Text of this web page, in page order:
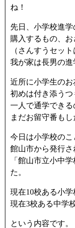
ね！
先日、小学校進学
購入するもの、お
（さんすうセッ
我が家は長男の進
近所に小学生のお
初めは付き添うつ
一人で通学できる
まだお留守番も
今日は小学校のこ
館山市から発行
「館山市立小中
た。
現在10校ある小
現在3校ある中学
という内容です。